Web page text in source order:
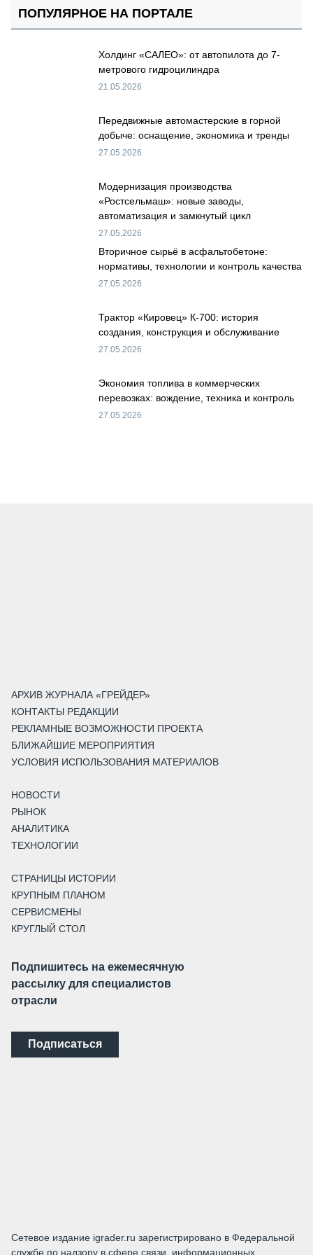
ПОПУЛЯРНОЕ НА ПОРТАЛЕ
Холдинг «САЛЕО»: от автопилота до 7-
метрового гидроцилиндра
21.05.2026
Передвижные автомастерские в горной
добыче: оснащение, экономика и тренды
27.05.2026
Модернизация производства
«Ростсельмаш»: новые заводы,
автоматизация и замкнутый цикл
27.05.2026
Вторичное сырьё в асфальтобетоне:
нормативы, технологии и контроль качества
27.05.2026
Трактор «Кировец» К-700: история
создания, конструкция и обслуживание
27.05.2026
Экономия топлива в коммерческих
перевозках: вождение, техника и контроль
27.05.2026
АРХИВ ЖУРНАЛА «ГРЕЙДЕР»
КОНТАКТЫ РЕДАКЦИИ
РЕКЛАМНЫЕ ВОЗМОЖНОСТИ ПРОЕКТА
БЛИЖАЙШИЕ МЕРОПРИЯТИЯ
УСЛОВИЯ ИСПОЛЬЗОВАНИЯ МАТЕРИАЛОВ
НОВОСТИ
РЫНОК
АНАЛИТИКА
ТЕХНОЛОГИИ
СТРАНИЦЫ ИСТОРИИ
КРУПНЫМ ПЛАНОМ
СЕРВИСМЕНЫ
КРУГЛЫЙ СТОЛ
Подпишитесь на ежемесячную
рассылку для специалистов
отрасли
Подписаться
Сетевое издание igrader.ru зарегистрировано в Федеральной
службе по надзору в сфере связи, информационных